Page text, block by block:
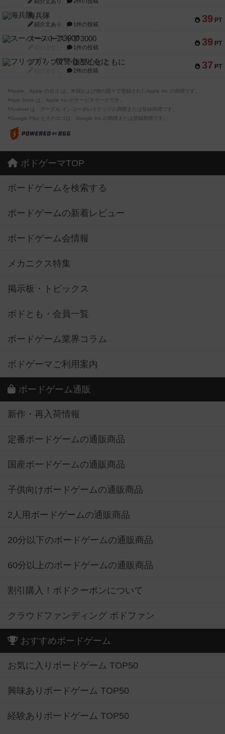
39 PT
海兵隊
紹介文あり 1件の投稿
39 PT
スーパーストア3000
1件の投稿
37 PT
フリップ７：復讐心とともに
2件の投稿
※Apple、Apple のロゴ は、米国および他の国々で登録されたApple Inc.の商標です。
※App Store は、Apple Inc.のサービスマークです。
※Android は、グーグル インコーポレイテッドの商標または登録商標です。
※Google Play とそのロゴは、Google Inc.の商標または登録商標です。
ボドゲーマTOP
ボードゲームを検索する
ボードゲームの新着レビュー
ボードゲーム会情報
メカニクス特集
掲示板・トピックス
ボドとも・会員一覧
ボードゲーム業界コラム
ボドゲーマご利用案内
ボードゲーム通販
新作・再入荷情報
定番ボードゲームの通販商品
国産ボードゲームの通販商品
子供向けボードゲームの通販商品
2人用ボードゲームの通販商品
20分以下のボードゲームの通販商品
60分以上のボードゲームの通販商品
割引購入！ボドクーポンについて
クラウドファンディング ボドファン
おすすめボードゲーム
お気に入りボードゲーム TOP50
興味ありボードゲーム TOP50
経験ありボードゲーム TOP50